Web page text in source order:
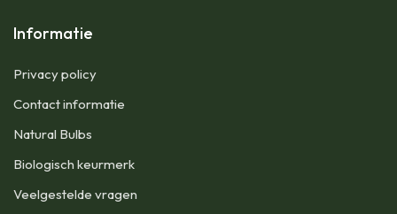
Informatie
Privacy policy
Contact informatie
Natural Bulbs
Biologisch keurmerk
Veelgestelde vragen